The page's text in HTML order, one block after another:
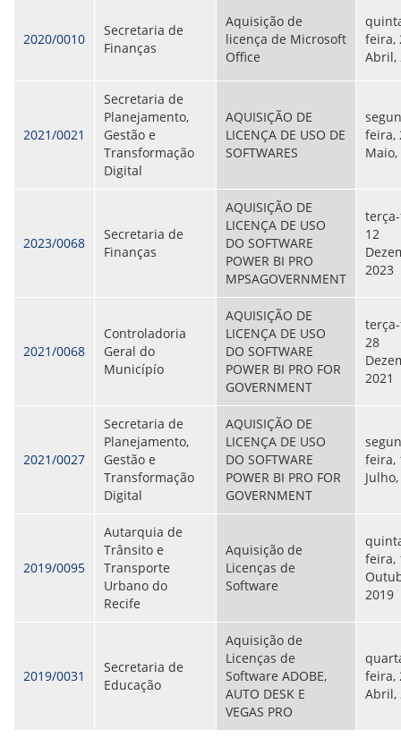
2020/0010
Secretaria de
Finanças
Aquisição de
licença de Microsoft
Office
feira,
Abril,
2021/0021
Secretaria de
Planejamento,
Gestão e
Transformação
Digital
AQUISIÇÃO DE
LICENÇA DE USO DE
SOFTWARES
feira,
Maio,
2023/0068
Secretaria de
Finanças
AQUISIÇÃO DE
LICENÇA DE USO
DO SOFTWARE
POWER BI PRO
MPSAGOVERNMENT
12
2023
2021/0068
Controladoria
Geral do
Municípío
AQUISIÇÃO DE
LICENÇA DE USO
DO SOFTWARE
POWER BI PRO FOR
GOVERNMENT
28
2021
2021/0027
Secretaria de
Planejamento,
Gestão e
Transformação
Digital
AQUISIÇÃO DE
LICENÇA DE USO
DO SOFTWARE
POWER BI PRO FOR
GOVERNMENT
feira,
2019/0095
Autarquia de
Trânsito e
Transporte
Urbano do
Recife
Aquisição de
Licenças de
Software
feira,
2019
2019/0031
Secretaria de
Educação
Aquisição de
Licenças de
Software ADOBE,
AUTO DESK E
VEGAS PRO
feira,
Abril,